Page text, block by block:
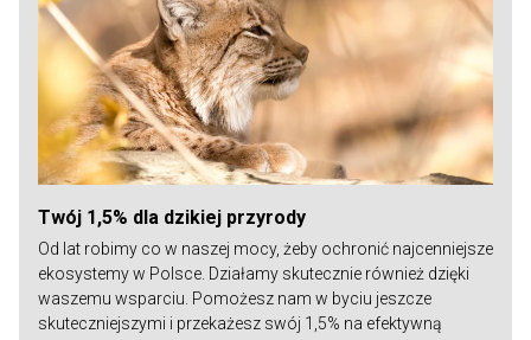
Twój 1,5% dla dzikiej przyrody
Od lat robimy co w naszej mocy, żeby ochronić najcenniejsze
ekosystemy w Polsce. Działamy skutecznie również dzięki
waszemu wsparciu. Pomożesz nam w byciu jeszcze
skuteczniejszymi i przekażesz swój 1,5% na efektywną